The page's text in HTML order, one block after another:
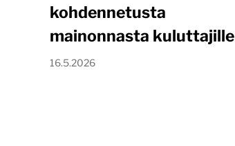
kohdennetusta
mainonnasta kuluttajille
16.5.2026